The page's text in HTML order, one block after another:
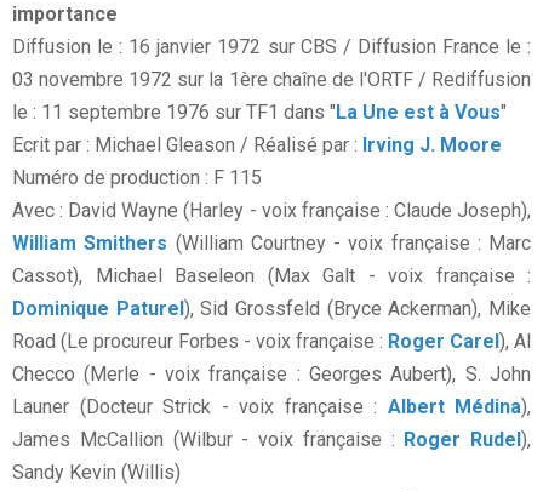
importance
Diffusion le : 16 janvier 1972 sur CBS / Diffusion France le :
03 novembre 1972 sur la 1ère chaîne de l'ORTF / Rediffusion
le : 11 septembre 1976 sur TF1 dans "La Une est à Vous"
Ecrit par : Michael Gleason / Réalisé par : Irving J. Moore
Numéro de production : F 115
Avec : David Wayne (Harley - voix française : Claude Joseph),
William Smithers (William Courtney - voix française : Marc
Cassot), Michael Baseleon (Max Galt - voix française :
Dominique Paturel), Sid Grossfeld (Bryce Ackerman), Mike
Road (Le procureur Forbes - voix française : Roger Carel), Al
Checco (Merle - voix française : Georges Aubert), S. John
Launer (Docteur Strick - voix française : Albert Médina),
James McCallion (Wilbur - voix française : Roger Rudel),
Sandy Kevin (Willis)